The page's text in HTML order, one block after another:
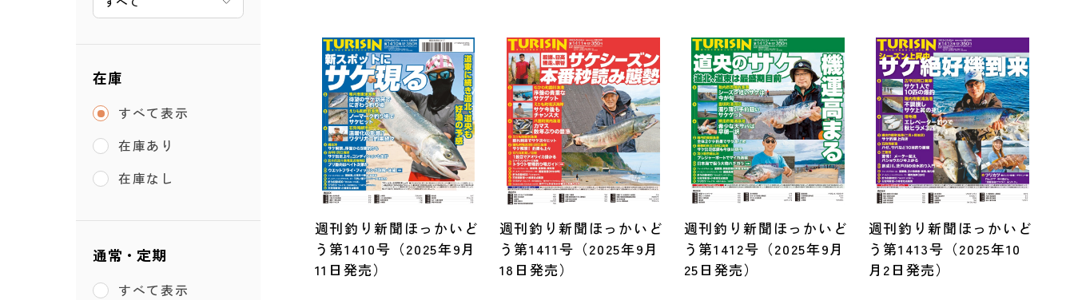
在庫
すべて表示
在庫あり
在庫なし
通常・定期
すべて表示
週刊釣り新聞ほっかいど
う第1410号（2025年9月
11日発売）
週刊釣り新聞ほっかいど
う第1411号（2025年9月
18日発売）
週刊釣り新聞ほっかいど
う第1412号（2025年9月
25日発売）
週刊釣り新聞ほっかいど
う第1413号（2025年10
月2日発売）